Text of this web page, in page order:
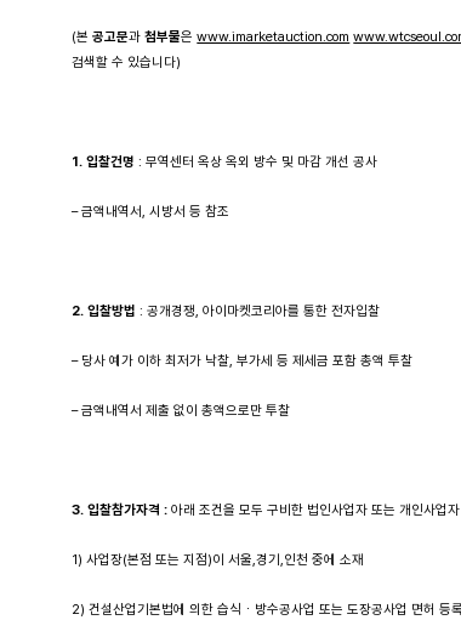
(본공고문과첨부물은www.imarketauction.com
검색할 수 있습니다)
1. 입찰건명 : 무역센터 옥상 옥외 방수 및 마감 개선 공사
– 금액내역서, 시방서 등 참조
2. 입찰방법 : 공개경쟁, 아이마켓코리아를 통한 전자입찰
– 당사 예가 이하 최저가 낙찰, 부가세 등 제세금 포함 총액 투찰
– 금액내역서 제출 없이 총액으로만 투찰
3. 입찰참가자격:아래 조건을 모두 구비한 법인사업자 또는 개인사업자
1) 사업장(본점 또는 지점)이 서울,경기,인천 중에 소재
2) 건설산업기본법에 의한 습식ㆍ방수공사업 또는 도장공사업 면허 등